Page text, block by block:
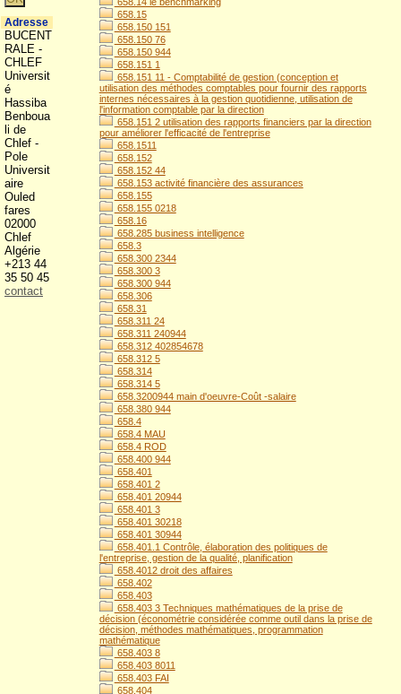
658.15
658.150 151
658.150 76
658.150 944
658.151 1
658.151 11 - Comptabilité de gestion (conception et
utilisation des méthodes comptables pour fournir des rapports
internes nécessaires à la gestion quotidienne, utilisation de
l'information comptable par la direction
658.151 2 utilisation des rapports financiers par la direction
pour améliorer l'efficacité de l'entreprise
658.1511
658.152
658.152 44
658.153 activité financière des assurances
658.155
658.155 0218
658.16
658.285 business intelligence
658.3
658.300 2344
658.300 3
658.300 944
658.306
658.31
658.311 24
658.311 240944
658.312 402854678
658.312 5
658.314
658.314 5
658.3200944 main d'oeuvre-Coût -salaire
658.380 944
658.4
658.4 MAU
658.4 ROD
658.400 944
658.401
658.401 2
658.401 20944
658.401 3
658.401 30218
658.401 30944
658.401.1 Contrôle, élaboration des politiques de
l'entreprise, gestion de la qualité, planification
658.4012 droit des affaires
658.402
658.403
658.403 3 Techniques mathématiques de la prise de
décision (économétrie considérée comme outil dans la prise de
décision, méthodes mathématiques, programmation
mathématique
658.403 8
658.403 8011
658.403 FAI
658.404
Adresse
BUCENT
RALE -
CHLEF
Universit
é
Hassiba
Benboua
li de
Chlef -
Pole
Universit
aire
Ouled
fares
02000
Chlef
Algérie
+213 44
35 50 45
contact